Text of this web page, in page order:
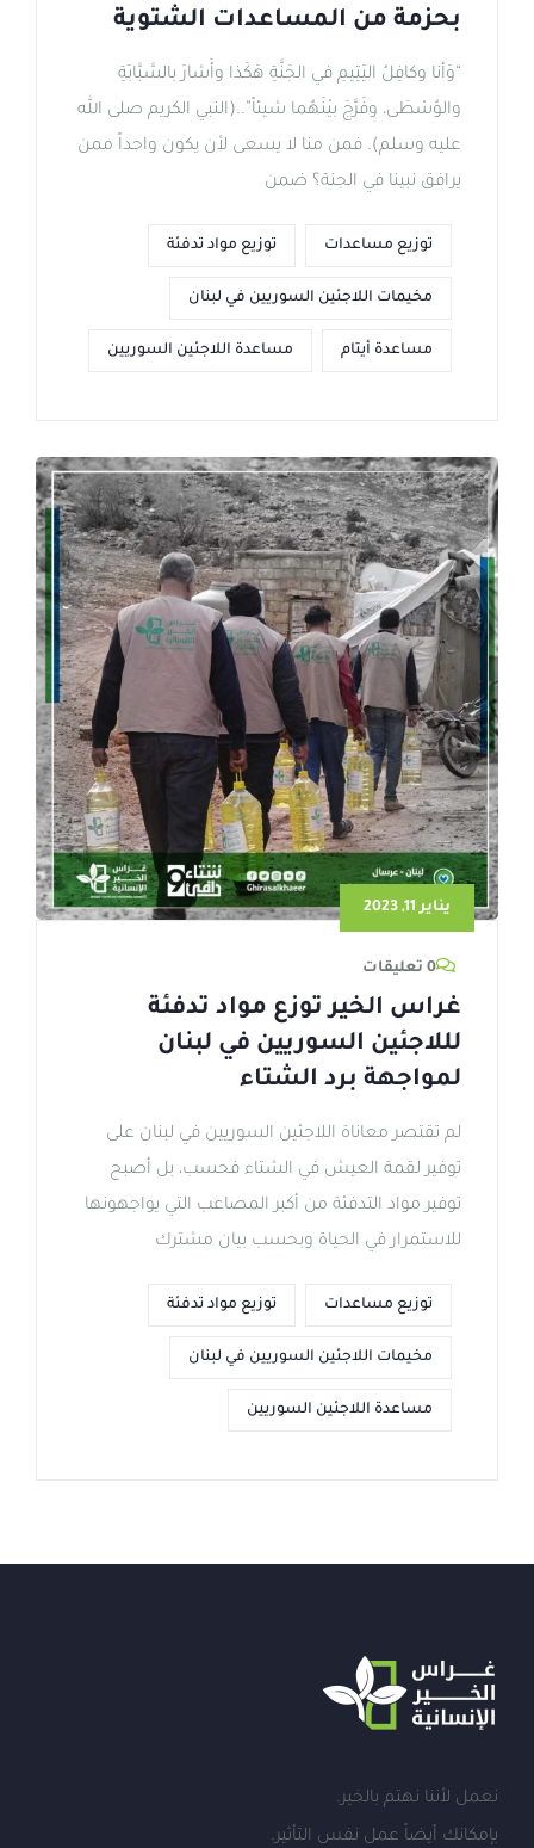
بحزمة من المساعدات الشتوية
“وَأنا وكافِلُ اليَتِيمِ في الجَنَّةِ هَكَذا وأَشارَ بالسَّبَّابَةِ
والوُسْطَى، وفَرَّجَ بيْنَهُما شيئاً”..(النبي الكريم صلى الله
عليه وسلم). فمن منا لا يسعى لأن يكون واحداً ممن
يرافق نبينا في الجنة؟ ضمن
توزيع مساعدات توزيع مواد تدفئة
مخيمات اللاجئين السوريين في لبنان
مساعدة أيتام مساعدة اللاجئين السوريين
يناير 11, 2023
0 تعليقات
غراس الخير توزع مواد تدفئة
لللاجئين السوريين في لبنان
لمواجهة برد الشتاء
لم تقتصر معاناة اللاجئين السوريين في لبنان على
توفير لقمة العيش في الشتاء فحسب، بل أصبح
توفير مواد التدفئة من أكبر المصاعب التي يواجهونها
للاستمرار في الحياة وبحسب بيان مشترك
توزيع مساعدات توزيع مواد تدفئة
مخيمات اللاجئين السوريين في لبنان
مساعدة اللاجئين السوريين
نعمل لأننا نهتم بالخير.
بإمكانك أيضاً عمل نفس التأثير.